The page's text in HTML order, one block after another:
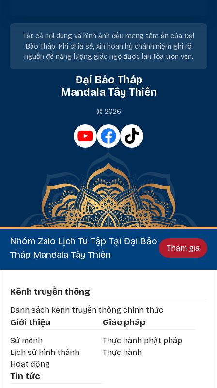
Tất cả nội dung và hình ảnh đều mang tâm ấn của Đại
Bảo Tháp. Khi chia sẻ, xin hoan hỷ chánh niệm ghi rõ
nguồn để năng lượng giác ngộ được lan tỏa trọn vẹn.
Đại Bảo Tháp
Mandala Tây Thiên
© 2026
Nhóm Zalo Lịch Tu Tập Tại Đại Bảo
Tháp Mandala Tây Thiên
Tham gia
Phần chân
Kênh truyền thông
Danh sách kênh truyền thông chính thức
Giới thiệu
Sứ mệnh
Lịch sử hình thành
Hoạt động
Giáo pháp
Thực hành phật pháp
Thực hành
Tin tức